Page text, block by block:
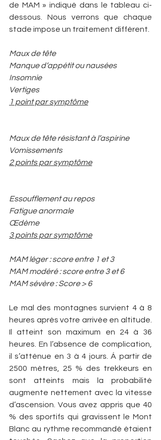
de MAM » indiqué dans le tableau ci-
dessous. Nous verrons que chaque
stade impose un traitement différent.
Maux de tête
Manque d’appétit ou nausées
Insomnie
Vertiges
1 point par symptôme
Maux de tête résistant à l’aspirine
Vomissements
2 points par symptôme
Essoufflement au repos
Fatigue anormale
Œdème
3 points par symptôme
MAM léger : score entre 1 et 3
MAM modéré : score entre 3 et 6
MAM sévère : Score > 6
Le mal des montagnes survient 4 à 8
heures après votre arrivée en altitude.
Il atteint son maximum en 24 à 36
heures. En l’absence de complication,
il s’atténue en 3 à 4 jours. Á partir de
2500 mètres, 25 % des trekkeurs en
sont atteints mais la probabilité
augmente nettement avec la vitesse
d’ascension. Vous avez appris que 40
% des sportifs qui gravissent le Mont
Blanc au rythme recommandé étaient